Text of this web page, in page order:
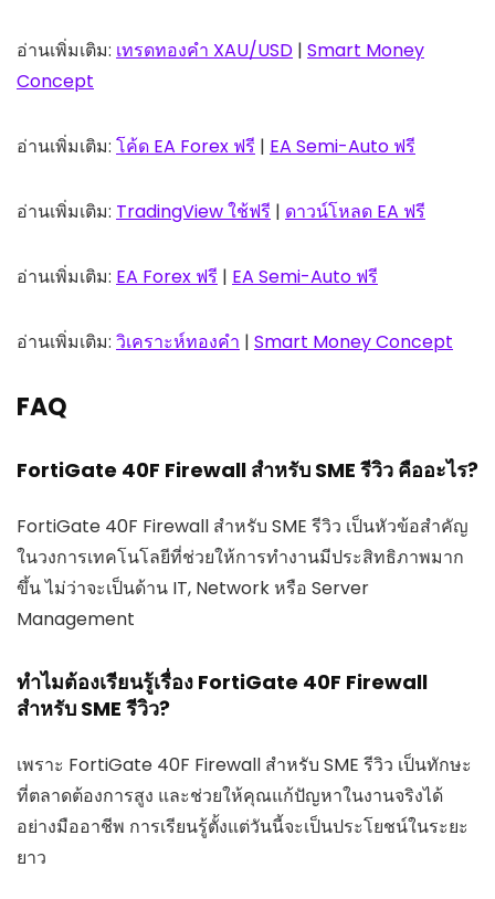
อ่านเพิ่มเติม: เทรดทองคำ XAU/USD | Smart Money
Concept
อ่านเพิ่มเติม: โค้ด EA Forex ฟรี | EA Semi-Auto ฟรี
อ่านเพิ่มเติม: TradingView ใช้ฟรี | ดาวน์โหลด EA ฟรี
อ่านเพิ่มเติม: EA Forex ฟรี | EA Semi-Auto ฟรี
อ่านเพิ่มเติม: วิเคราะห์ทองคำ | Smart Money Concept
FAQ
FortiGate 40F Firewall สำหรับ SME รีวิว คืออะไร?
FortiGate 40F Firewall สำหรับ SME รีวิว เป็นหัวข้อสำคัญ
ในวงการเทคโนโลยีที่ช่วยให้การทำงานมีประสิทธิภาพมาก
ขึ้น ไม่ว่าจะเป็นด้าน IT, Network หรือ Server
Management
ทำไมต้องเรียนรู้เรื่อง FortiGate 40F Firewall
สำหรับ SME รีวิว?
เพราะ FortiGate 40F Firewall สำหรับ SME รีวิว เป็นทักษะ
ที่ตลาดต้องการสูง และช่วยให้คุณแก้ปัญหาในงานจริงได้
อย่างมืออาชีพ การเรียนรู้ตั้งแต่วันนี้จะเป็นประโยชน์ในระยะ
ยาว